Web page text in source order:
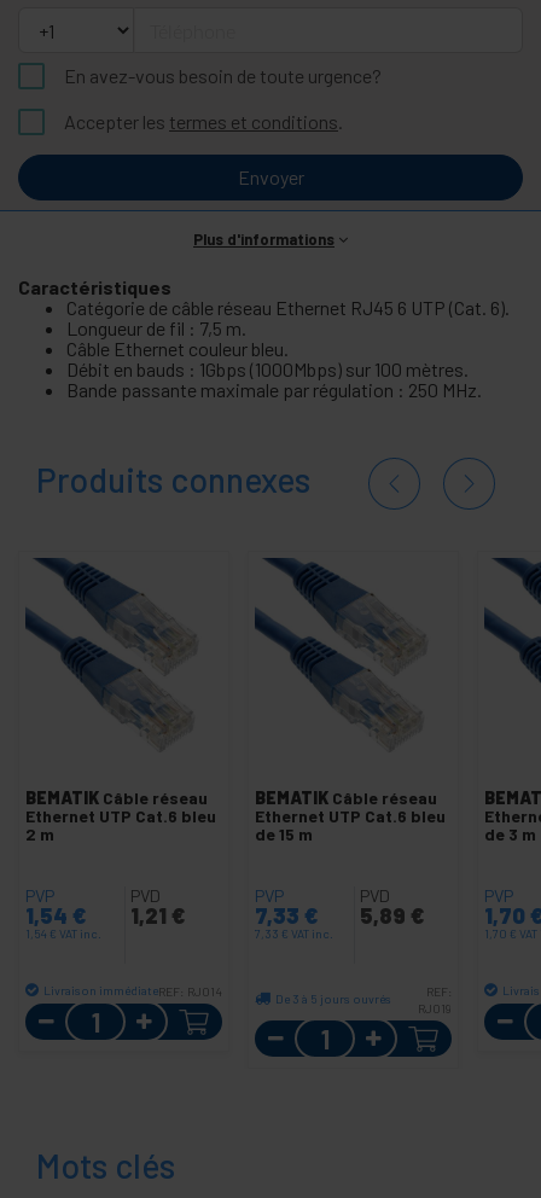
En avez-vous besoin de toute urgence?
Accepter les termes et conditions.
Envoyer
Plus d'informations
Caractéristiques
Catégorie de câble réseau Ethernet RJ45 6 UTP (Cat. 6).
Longueur de fil : 7,5 m.
Câble Ethernet couleur bleu.
Débit en bauds : 1Gbps (1000Mbps) sur 100 mètres.
Bande passante maximale par régulation : 250 MHz.
Produits connexes
BEMATIK Câble réseau
Ethernet UTP Cat.6 bleu
2 m
PVP
1,54 €
1,54 € VAT inc.
PVD
1,21 €
Livraison immédiateREF: RJ014
Quantité
BEMATIK Câble réseau
Ethernet UTP Cat.6 bleu
de 15 m
PVP
7,33 €
7,33 € VAT inc.
PVD
5,89 €
De 3 à 5 jours ouvrés
REF:
RJ019
Quantité
de 3 m
PVP
1,70
1,70 €
Mots clés